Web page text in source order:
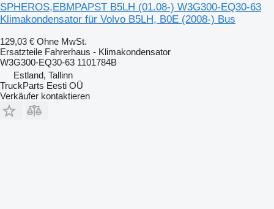
SPHEROS,EBMPAPST B5LH (01.08-) W3G300-EQ30-63
Klimakondensator für Volvo B5LH, B0E (2008-) Bus
129,03 € Ohne MwSt.
Ersatzteile Fahrerhaus - Klimakondensator
W3G300-EQ30-63 1101784B
Estland, Tallinn
TruckParts Eesti OÜ
Verkäufer kontaktieren